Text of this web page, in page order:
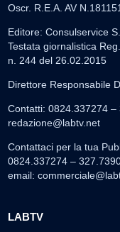
Oscr. R.E.A. AV N.181151
Editore: Consulservice
Testata giornalistica
n. 244 del 26.02.2015
Direttore Responsabile
Contatti: 0824.337274 –
redazione@labtv.net
Contattaci per la tua
0824.337274 –
email:
LABTV